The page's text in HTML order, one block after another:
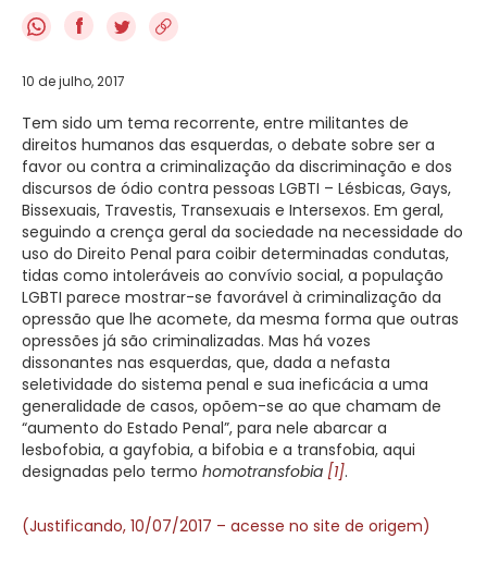
f
10 de julho, 2017
Tem sido um tema recorrente, entre militantes de
direitos humanos das esquerdas, o debate sobre ser a
favor ou contra a criminalização da discriminação e dos
discursos de ódio contra pessoas LGBTI – Lésbicas, Gays,
Bissexuais, Travestis, Transexuais e Intersexos. Em geral,
seguindo a crença geral da sociedade na necessidade do
uso do Direito Penal para coibir determinadas condutas,
tidas como intoleráveis ao convívio social, a população
LGBTI parece mostrar-se favorável à criminalização da
opressão que lhe acomete, da mesma forma que outras
opressões já são criminalizadas. Mas há vozes
dissonantes nas esquerdas, que, dada a nefasta
seletividade do sistema penal e sua ineficácia a uma
generalidade de casos, opõem-se ao que chamam de
“aumento do Estado Penal”, para nele abarcar a
lesbofobia, a gayfobia, a bifobia e a transfobia, aqui
designadas pelo termo homotransfobia [1].
(Justificando, 10/07/2017 – acesse no site de origem)